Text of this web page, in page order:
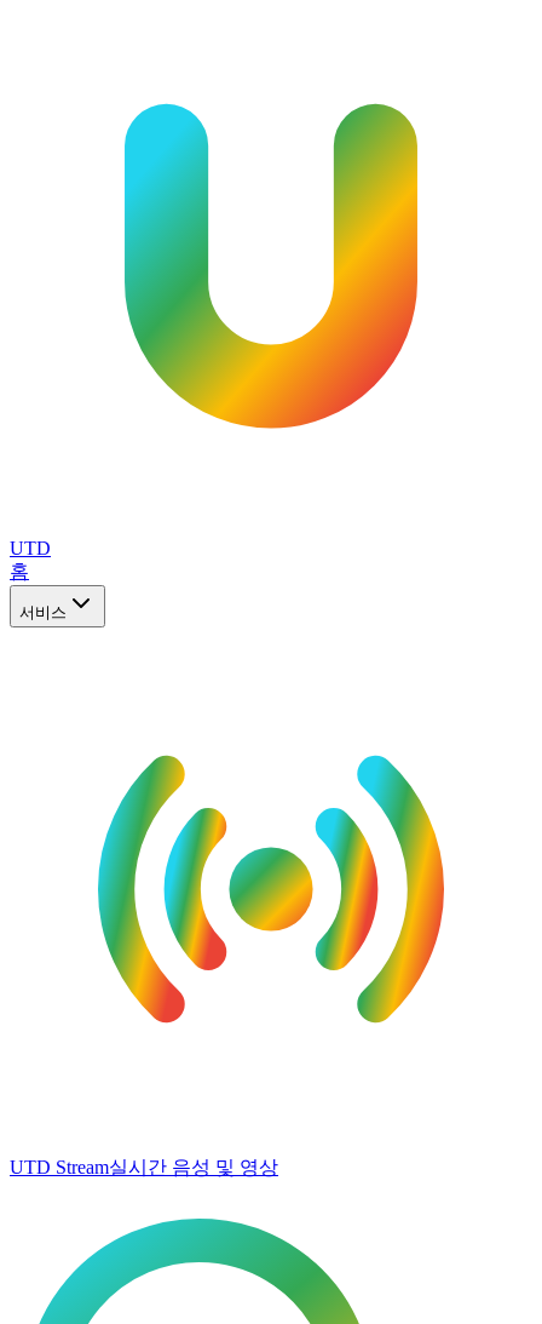
UTD
홈
서비스
UTD Stream실시간 음성 및 영상